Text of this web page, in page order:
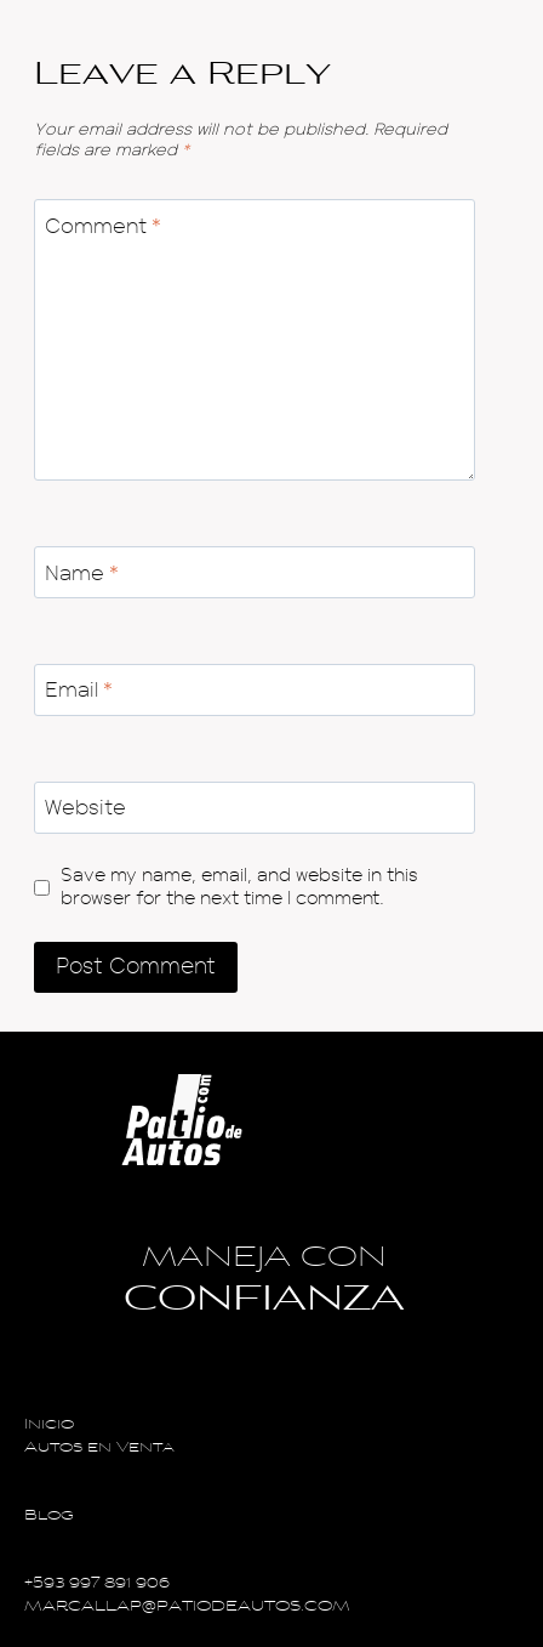
Leave a Reply
Your email address will not be published. Required
fields are marked *
Comment *
Name *
Email *
Website
Save my name, email, and website in this
browser for the next time I comment.
MANEJA CON
CONFIANZA
Inicio
Autos en Venta
Blog
+593 997 891 906
MARCALLAP@PATIODEAUTOS.COM